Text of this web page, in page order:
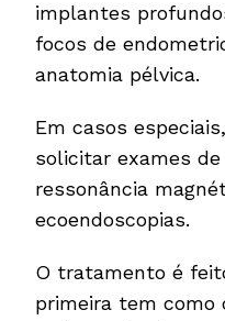
implantes
focos de
anatomia pélvica.
Em casos
solicitar exames
ressonância
ecoendoscopias.
O tratamento é
primeira tem como